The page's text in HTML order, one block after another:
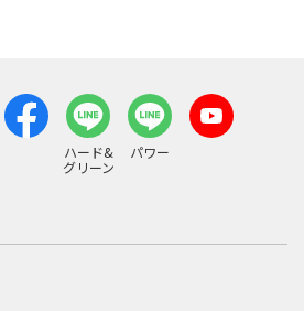
ハード&
グリーン
パワー